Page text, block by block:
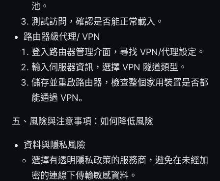
池。
測試訪問，確認是否能正常載入。
路由器級代理/ VPN
登入路由器管理介面，尋找 VPN/代理設定。
輸入伺服器資訊，選擇 VPN 隧道類型。
儲存並重啟路由器，檢查整個家用裝置是否都
能通過 VPN。
五、風險與注意事項：如何降低風險
資料與隱私風險
選擇有透明隱私政策的服務商，避免在未經加
密的連線下傳輸敏感資料。